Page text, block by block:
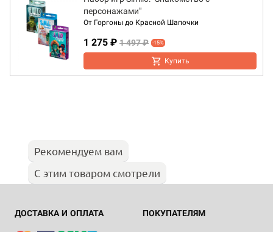
персонажами"
От Горгоны до Красной Шапочки
1 275 ₽ 1 497 ₽ -15%
Купить
Рекомендуем вам
С этим товаром смотрели
ДОСТАВКА И ОПЛАТА ПОКУПАТЕЛЯМ